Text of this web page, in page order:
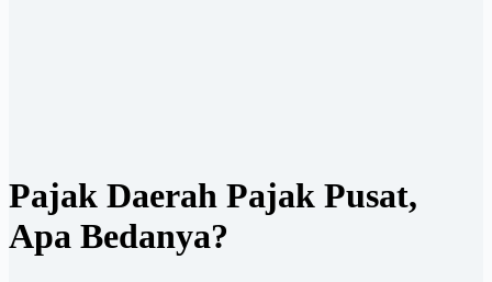
Pajak Daerah Pajak Pusat,
Apa Bedanya?